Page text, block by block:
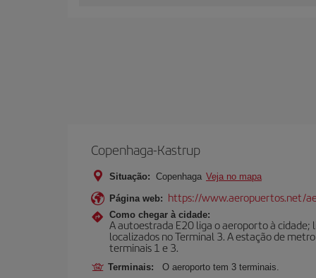
Copenhaga-Kastrup
Situação: Copenhaga Veja no mapa
Página web: https://www.aeropuertos.net/
Como chegar à cidade:
A autoestrada E20 liga o aeroporto à
localizados no Terminal 3. A estação de
terminais 1 e 3.
Terminais: O aeroporto tem 3 terminais.